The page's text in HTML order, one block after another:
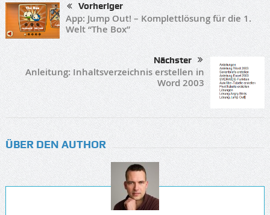
Vorheriger
App: Jump Out! – Komplettlösung für die 1.
Welt “The Box”
Nächster
Anleitung: Inhaltsverzeichnis erstellen in
Word 2003
ÜBER DEN AUTHOR